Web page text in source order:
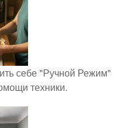
себе "Ручной Режим"
техники.